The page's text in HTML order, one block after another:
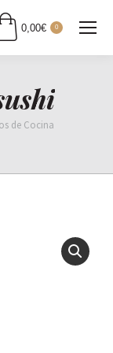
0,00€ 0
de Cocina